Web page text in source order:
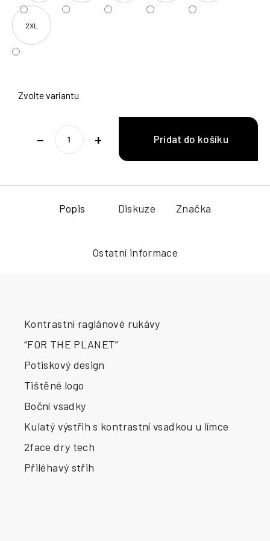
2XL
Zvolte variantu
+
−
Popis Diskuze Značka
Ostatní informace
Kontrastní raglánové rukávy
“FOR THE PLANET”
Potiskový design
Tištěné logo
Boční vsadky
Kulatý výstřih s kontrastní vsadkou u límce
2face dry tech
Přiléhavý střih